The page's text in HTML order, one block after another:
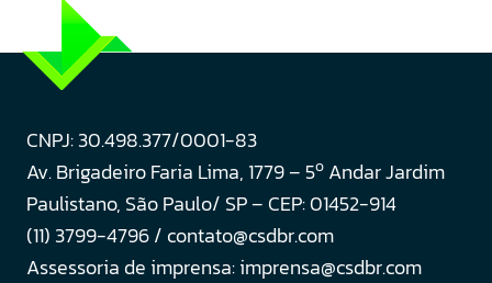
CNPJ: 30.498.377/0001-83
Av. Brigadeiro Faria Lima, 1779 – 5o Andar Jardim
Paulistano, São Paulo/ SP – CEP: 01452-914
(11) 3799-4796 / contato@csdbr.com
Assessoria de imprensa: imprensa@csdbr.com